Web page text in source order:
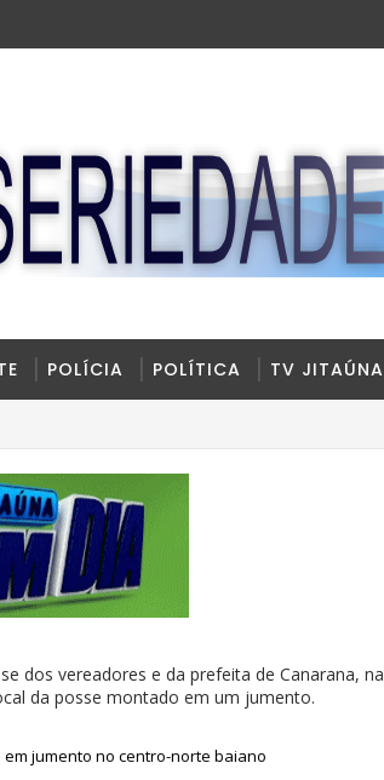
POLÍCIA POLÍTICA TV JITAÚNA
dos vereadores e da prefeita de Canarana, na
da posse montado em um jumento.
jumento no centro-norte baiano